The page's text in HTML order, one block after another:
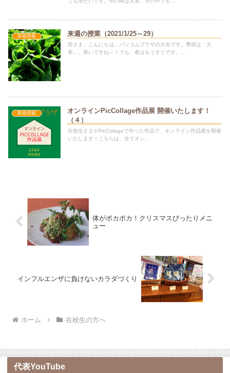
新着情報 来週の授業（2021/1/25～29）
皆さま、こんにちは。パソコムプラザの大谷です。季節は「大
寒」。寒いですね～！でも、春はもうすぐです。...
新着情報
オンラインPicCollage作品展 開催いたします！
（４）
在校生さまがPicCollageで作った作品で、オンライン作品展を開催
いたします！こちらは、全てオン...
体がポカポカ！クリスマスぴったりメニ
ュー
インフルエンザに負けないカラダづくり
ホーム 在校生の方へ
代表YouTube